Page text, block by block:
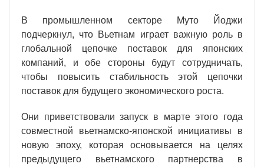
В промышленном секторе Муто Йоджи
подчеркнул, что Вьетнам играет важную роль в
глобальной цепочке поставок для японских
компаний, и обе стороны будут сотрудничать,
чтобы повысить стабильность этой цепочки
поставок для будущего экономического роста.
Они приветствовали запуск в марте этого года
совместной вьетнамско-японской инициативы в
новую эпоху, которая основывается на целях
предыдущего вьетнамского партнерства в